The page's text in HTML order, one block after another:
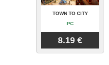
TOWN TO CITY
PC
8.19 €